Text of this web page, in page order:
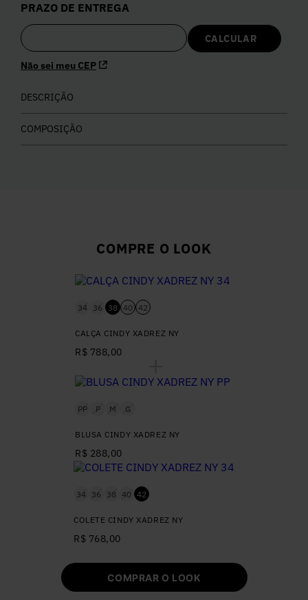
PRAZO DE ENTREGA
Não sei meu CEP
DESCRIÇÃO
COMPOSIÇÃO
COMPRE O LOOK
34 36 38 40 42
CALÇA CINDY XADREZ NY
R$ 788,00
PP P M G
BLUSA CINDY XADREZ NY
R$ 288,00
34 36 38 40 42
COLETE CINDY XADREZ NY
R$ 768,00
COMPRAR O LOOK
5º Calça
6º Colete
7º Vestidos
Camisa